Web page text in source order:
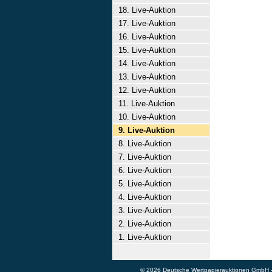
18. Live-Auktion
17. Live-Auktion
16. Live-Auktion
15. Live-Auktion
14. Live-Auktion
13. Live-Auktion
12. Live-Auktion
11. Live-Auktion
10. Live-Auktion
9. Live-Auktion
8. Live-Auktion
7. Live-Auktion
6. Live-Auktion
5. Live-Auktion
4. Live-Auktion
3. Live-Auktion
2. Live-Auktion
1. Live-Auktion
© 2026 Deutsche Wertpapierauktionen GmbH